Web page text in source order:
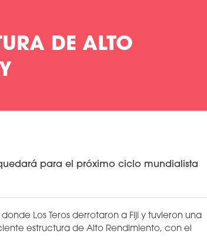
DE ALTO
para el próximo ciclo mundialista
Los Teros derrotaron a Fiji y tuvieron una
estructura de Alto Rendimiento, con el